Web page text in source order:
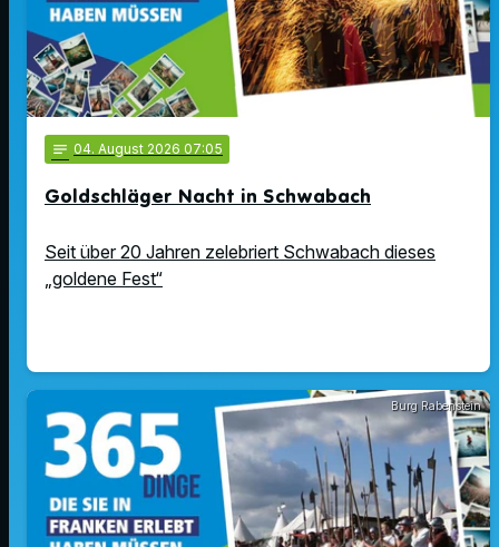
notes 04. August 2026 07:05
Goldschläger Nacht in Schwabach
Seit über 20 Jahren zelebriert Schwabach dieses
„goldene Fest“
Burg Rabenstein